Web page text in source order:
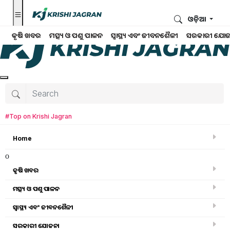
କୃଷି ଖବର ମତ୍ସ୍ୟ ଓ ପଶୁ ପାଳନ ସ୍ୱାସ୍ଥ୍ୟ ଏବଂ ଜୀବନଶୈଳୀ ସରକାରୀ
ଓଡ଼ିଆ
#Top on Krishi Jagran
Home
o
କୃଷି ଖବର
ମତ୍ସ୍ୟ ଓ ପଶୁ ପାଳନ
ସ୍ୱାସ୍ଥ୍ୟ ଏବଂ ଜୀବନଶୈଳୀ
ସରକାରୀ ଯୋଜନା
କୃଷି ଖବର